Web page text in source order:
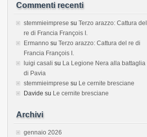
Commenti recenti
stemmieimprese su Terzo arazzo: Cattura del
re di Francia François I.
Ermanno su Terzo arazzo: Cattura del re di
Francia François I.
luigi casali su La Legione Nera alla battaglia
di Pavia
stemmieimprese su Le cernite bresciane
Davide su Le cernite bresciane
Archivi
gennaio 2026